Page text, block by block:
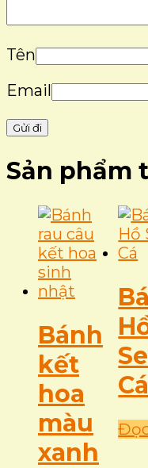
Tên
Email
Sản phẩm
Bánh
kết
hoa
màu
xanh
Cá